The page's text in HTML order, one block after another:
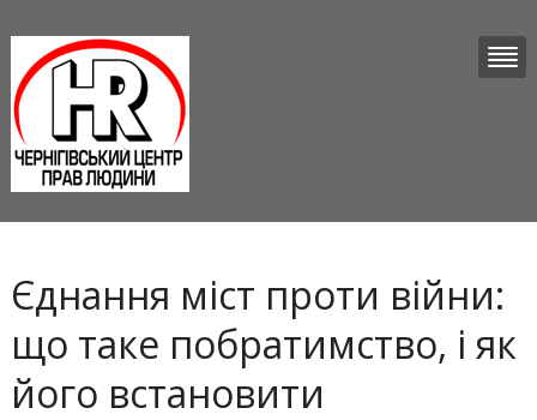
Єднання міст проти війни:
що таке побратимство, і як
його встановити